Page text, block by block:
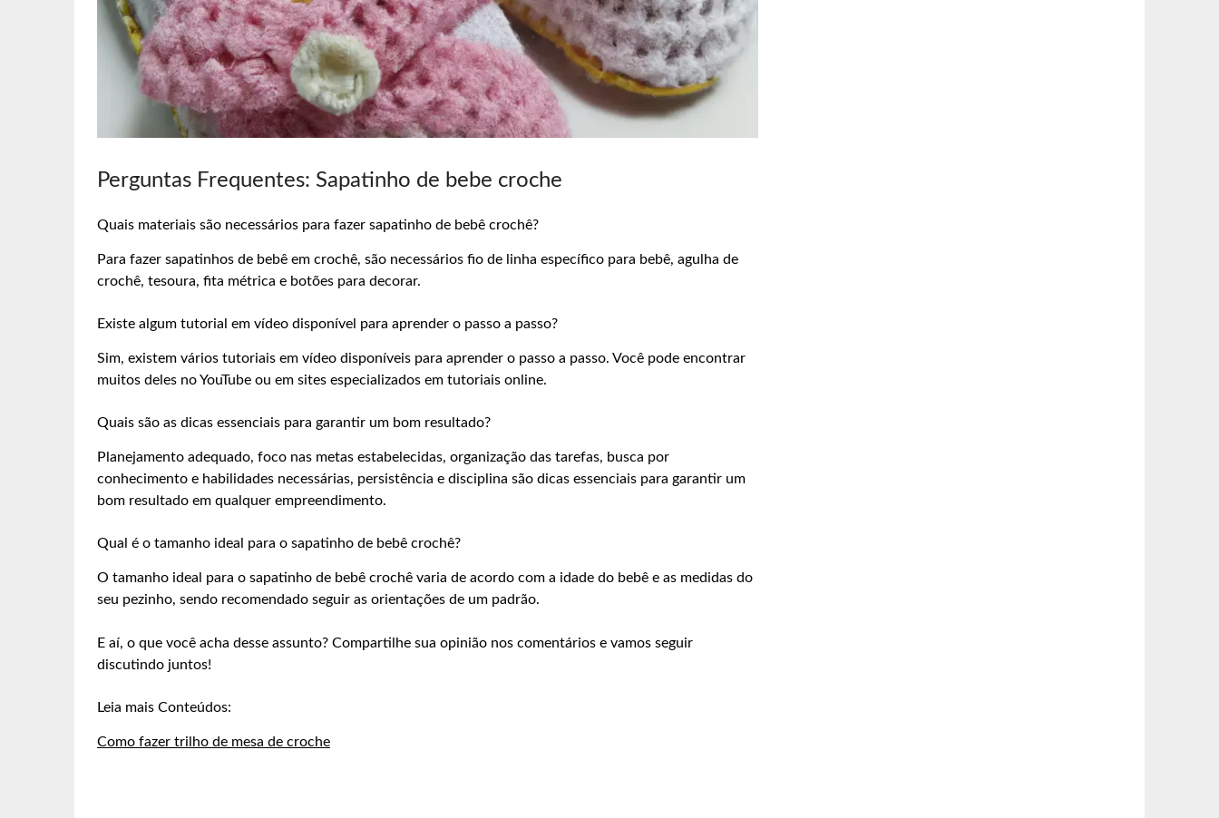
Perguntas Frequentes: Sapatinho de bebe croche
Quais materiais são necessários para fazer sapatinho de bebê crochê?
Para fazer sapatinhos de bebê em crochê, são necessários fio de linha específico para bebê, agulha de
crochê, tesoura, fita métrica e botões para decorar.
Existe algum tutorial em vídeo disponível para aprender o passo a passo?
Sim, existem vários tutoriais em vídeo disponíveis para aprender o passo a passo. Você pode encontrar
muitos deles no YouTube ou em sites especializados em tutoriais online.
Quais são as dicas essenciais para garantir um bom resultado?
Planejamento adequado, foco nas metas estabelecidas, organização das tarefas, busca por
conhecimento e habilidades necessárias, persistência e disciplina são dicas essenciais para garantir um
bom resultado em qualquer empreendimento.
Qual é o tamanho ideal para o sapatinho de bebê crochê?
O tamanho ideal para o sapatinho de bebê crochê varia de acordo com a idade do bebê e as medidas do
seu pezinho, sendo recomendado seguir as orientações de um padrão.
E aí, o que você acha desse assunto? Compartilhe sua opinião nos comentários e vamos seguir
discutindo juntos!
Leia mais Conteúdos:
Como fazer trilho de mesa de croche